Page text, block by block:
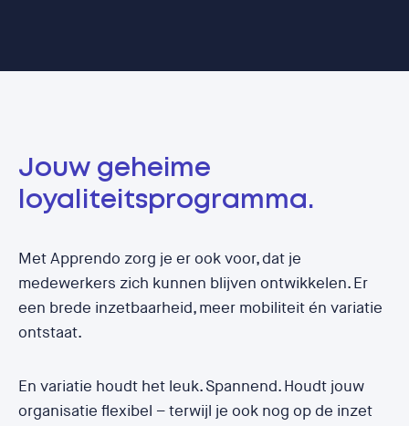
Jouw geheime
loyaliteitsprogramma.
Met Apprendo zorg je er ook voor, dat je
medewerkers zich kunnen blijven ontwikkelen. Er
een brede inzetbaarheid, meer mobiliteit én variatie
ontstaat.
En variatie houdt het leuk. Spannend. Houdt jouw
organisatie flexibel – terwijl je ook nog op de inzet